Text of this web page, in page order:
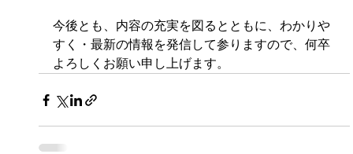
今後とも、内容の充実を図るとともに、わかりや
すく・最新の情報を発信して参りますので、何卒
よろしくお願い申し上げます。